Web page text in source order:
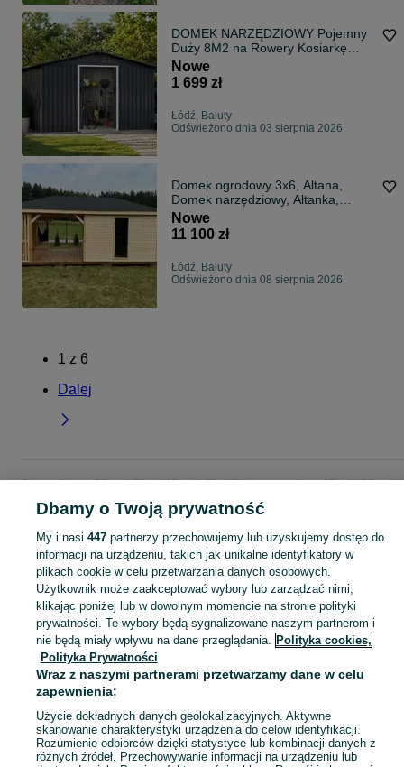
DOMEK NARZĘDZIOWY Pojemny
Duży 8M2 na Rowery Kosiarkę
Nowy PL
Nowe
1 699 zł
Łódź, Bałuty
Odświeżono dnia 03 sierpnia 2026
Domek ogrodowy 3x6, Altana,
Domek narzędziowy, Altanka,
Wooden Mansion
Nowe
11 100 zł
Łódź, Bałuty
Odświeżono dnia 08 sierpnia 2026
1 z 6
Dalej
Strona główna Dom i Ogród Ogród Architektura ogrodowa Domki
Domki
Łódzkie
Domki - Łódź Domki - Bałuty
KATEGORIA
Sprzedaż domków ogrodowych Łódź ▶️ Szeroki wybór modeli, kolorów i materiałów ✅ Nowe i używane w atrakcyjnych cenach ☝ Sprawdź oferty na OLX.pl! Zobacz
Mapa kategorii
Mapa miejscowości
Mapa ministron
Popularne wyszukiwania
Dbamy o Twoją prywatność
My i nasi 447partnerzy przechowujemy lub uzyskujemy dostęp do
informacji na urządzeniu, takich jak unikalne identyfikatory w
plikach cookie w celu przetwarzania danych osobowych.
Użytkownik może zaakceptować wybory lub zarządzać nimi,
klikając poniżej lub w dowolnym momencie na stronie polityki
prywatności. Te wybory będą sygnalizowane naszym partnerom i
nie będą miały wpływu na dane przeglądania. Polityka cookies,
Polityka Prywatności
Wraz z naszymi partnerami przetwarzamy dane w celu
zapewnienia:
Użycie dokładnych danych geolokalizacyjnych. Aktywne
skanowanie charakterystyki urządzenia do celów identyfikacji.
Rozumienie odbiorców dzięki statystyce lub kombinacji danych z
różnych źródeł. Przechowywanie informacji na urządzeniu lub